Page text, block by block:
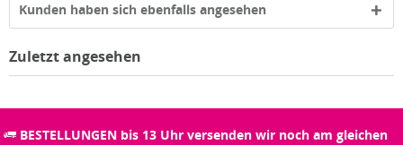
Kunden haben sich ebenfalls angesehen
Zuletzt angesehen
BESTELLUNGEN bis 13 Uhr versenden wir noch am gleichen